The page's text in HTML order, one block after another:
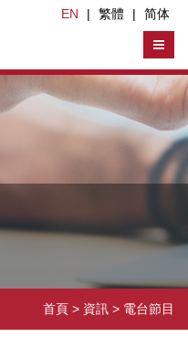
EN | 繁體 | 简体
首頁 > 資訊 > 電台節目